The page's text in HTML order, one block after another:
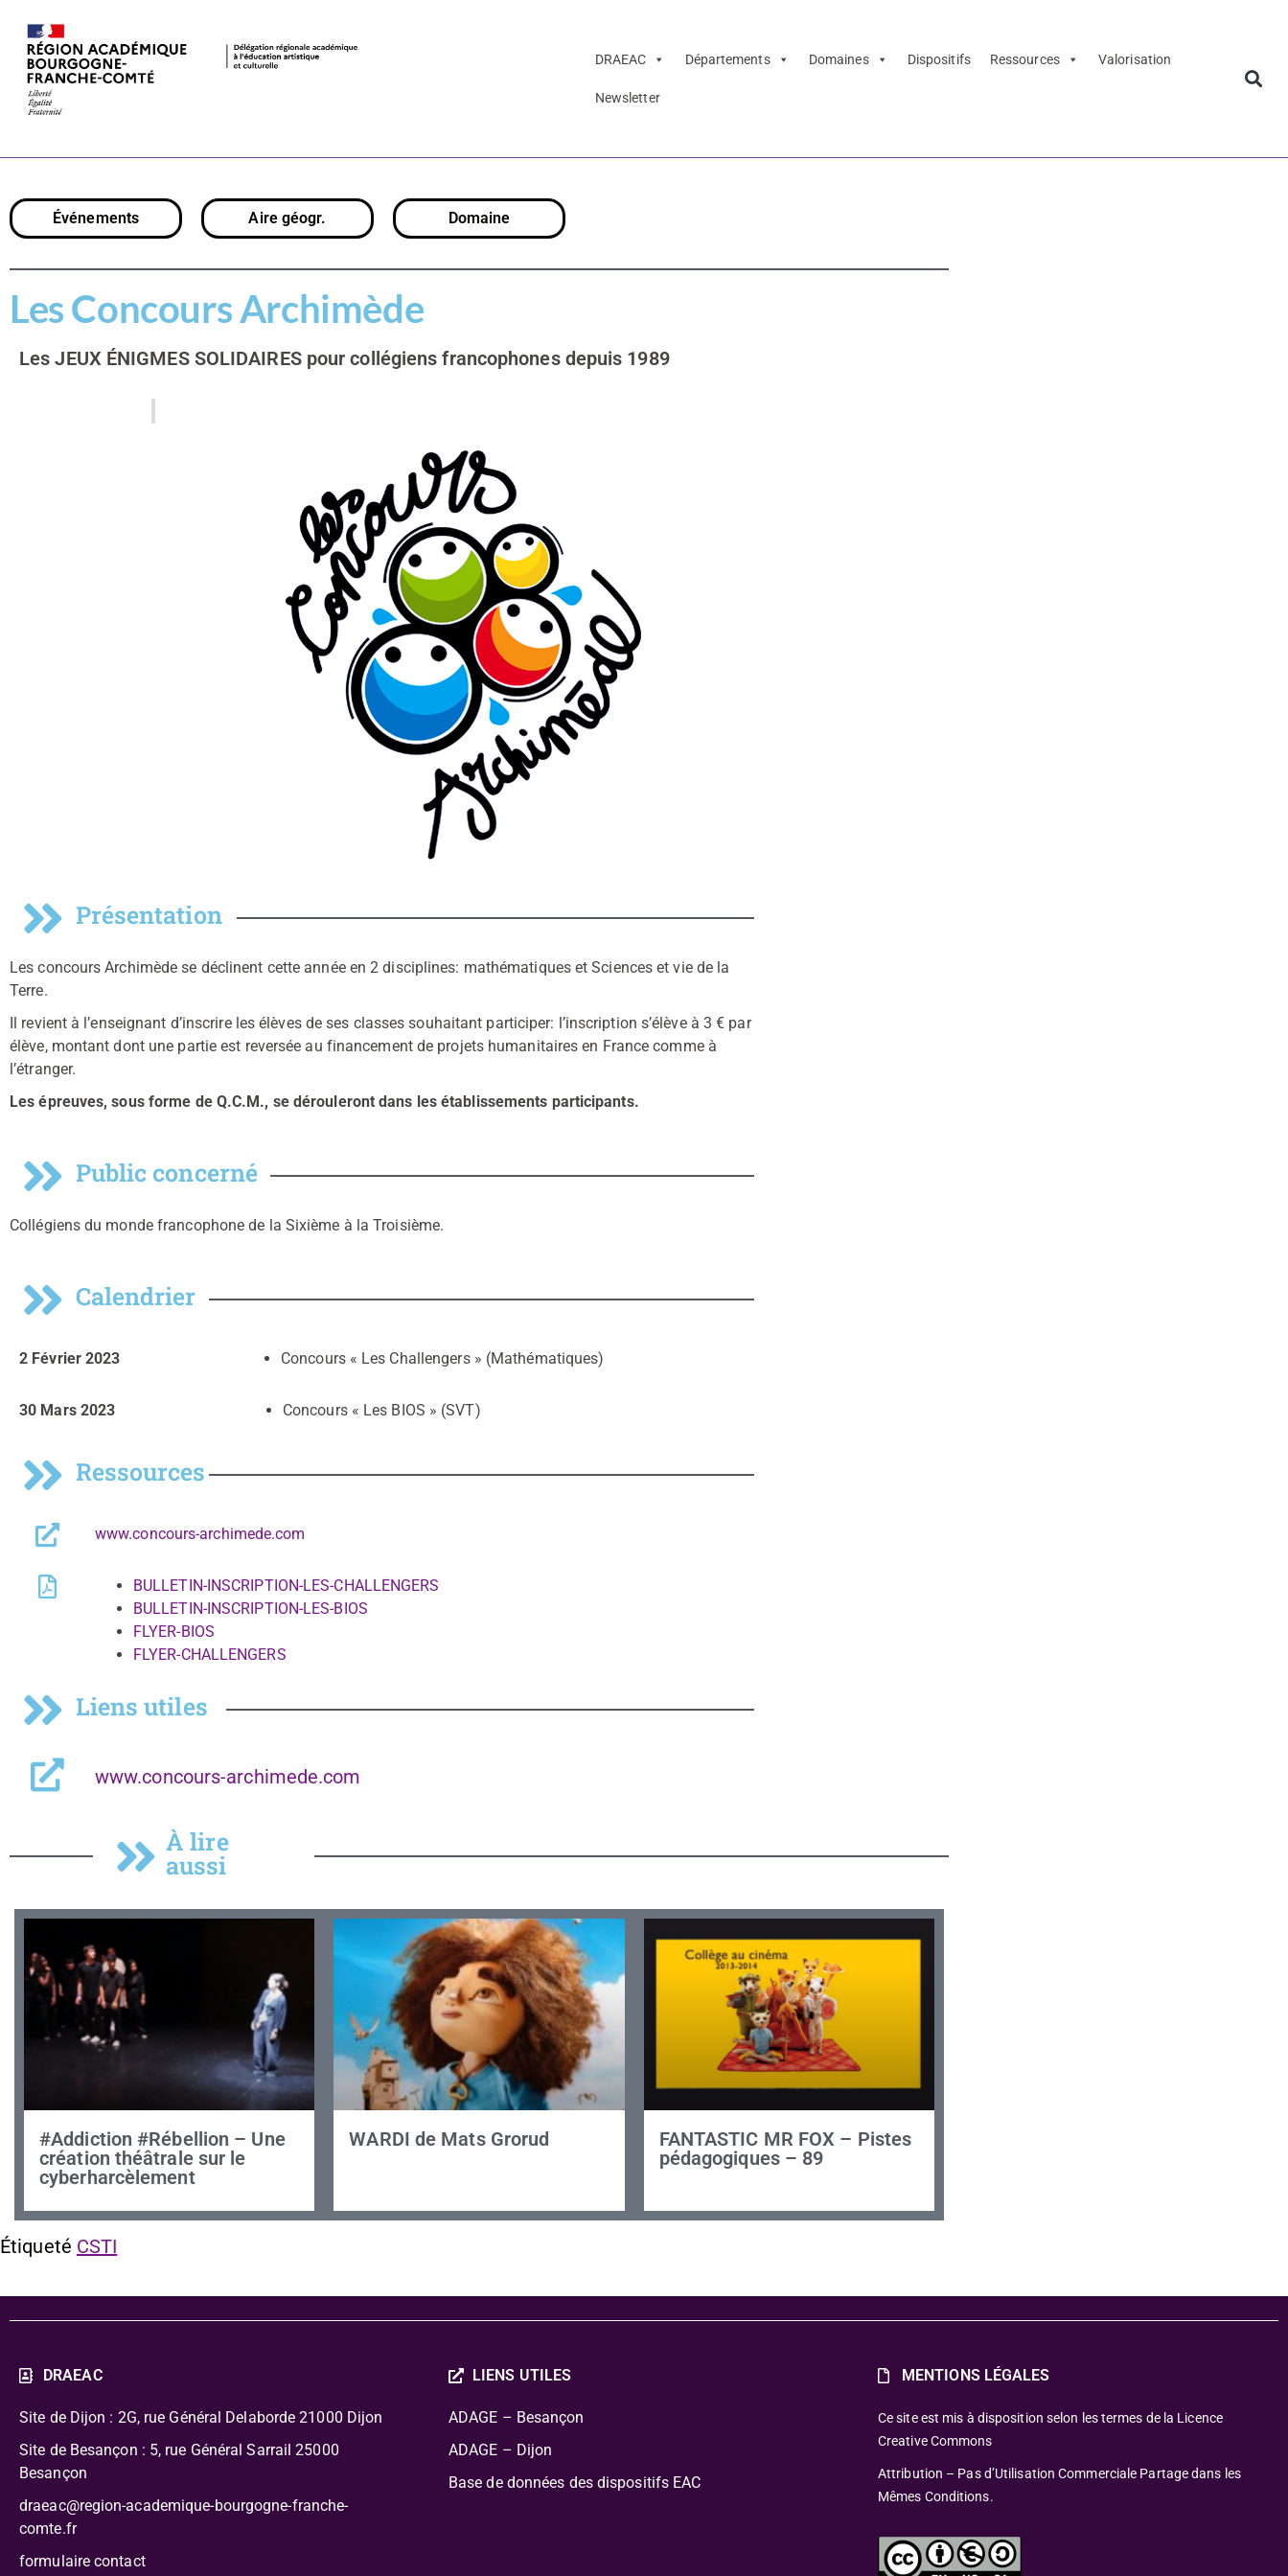
DRAEAC Départements Domaines Dispositifs Ressources Valorisation
Newsletter
Les Concours Archimède
Événements Aire géogr. Domaine
Les Concours Archimède
Les JEUX ÉNIGMES SOLIDAIRES pour collégiens francophones depuis 1989
Présentation
Les concours Archimède se déclinent cette année en 2 disciplines: mathématiques et Sciences et vie de la
Terre.
Il revient à l’enseignant d’inscrire les élèves de ses classes souhaitant participer: l’inscription s’élève à 3 € par
élève, montant dont une partie est reversée au financement de projets humanitaires en France comme à
l’étranger.
Les épreuves, sous forme de Q.C.M., se dérouleront dans les établissements participants.
Public concerné
Collégiens du monde francophone de la Sixième à la Troisième.
Calendrier
2 Février 2023 Concours « Les Challengers » (Mathématiques)
30 Mars 2023 Concours « Les BIOS » (SVT)
Ressources
www.concours-archimede.com
BULLETIN-INSCRIPTION-LES-CHALLENGERS
BULLETIN-INSCRIPTION-LES-BIOS
FLYER-BIOS
FLYER-CHALLENGERS
Liens utiles
www.concours-archimede.com
À lire
aussi
#Addiction #Rébellion – Une
création théâtrale sur le
cyberharcèlement
WARDI de Mats Grorud
FANTASTIC MR FOX – Pistes
pédagogiques – 89
Étiqueté CSTI
DRAEAC
Site de Dijon : 2G, rue Général Delaborde 21000 Dijon
Site de Besançon : 5, rue Général Sarrail 25000
Besançon
draeac@region-academique-bourgogne-franche-
comte.fr
formulaire contact
LIENS UTILES
ADAGE – Besançon
ADAGE – Dijon
Base de données des dispositifs EAC
MENTIONS LÉGALES
Ce site est mis à disposition selon les termes de la Licence
Creative Commons
Attribution – Pas d’Utilisation Commerciale Partage dans les
Mêmes Conditions.